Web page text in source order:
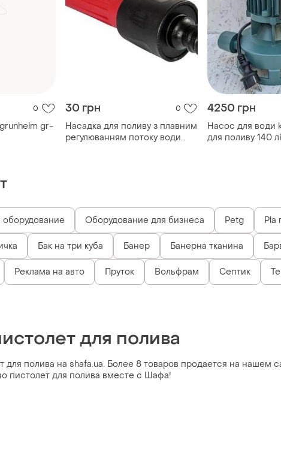
0
gr-
30 грн 0
Насадка для поливу з плавним
регулюванням потоку води
4250 грн
Насос для води
для поливу 140
Оборудование для бизнеса Petg Pla
Бак на три куба Банер Банерна тканина
Реклама на авто Пруток Вольфрам Септик
для полива
для полива на shafa.ua. Более 8 товаров продается на нашем
пистолет для полива вместе с Шафа!